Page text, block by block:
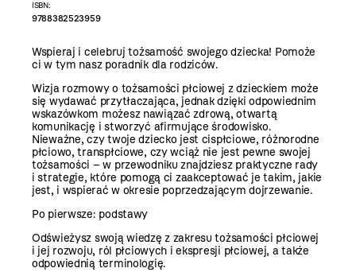
ISBN:
9788382523959
Wspieraj i celebruj tożsamość swojego dziecka! Pomoże
ci w tym nasz poradnik dla rodziców.
Wizja rozmowy o tożsamości płciowej z dzieckiem może
się wydawać przytłaczająca, jednak dzięki odpowiednim
wskazówkom możesz nawiązać zdrową, otwartą
komunikację i stworzyć afirmujące środowisko.
Nieważne, czy twoje dziecko jest cispłciowe, różnorodne
płciowo, transpłciowe, czy wciąż nie jest pewne swojej
tożsamości – w przewodniku znajdziesz praktyczne rady
i strategie, które pomogą ci zaakceptować je takim, jakie
jest, i wspierać w okresie poprzedzającym dojrzewanie.
Po pierwsze: podstawy
Odświeżysz swoją wiedzę z zakresu tożsamości płciowej
i jej rozwoju, ról płciowych i ekspresji płciowej, a także
odpowiednią terminologię.